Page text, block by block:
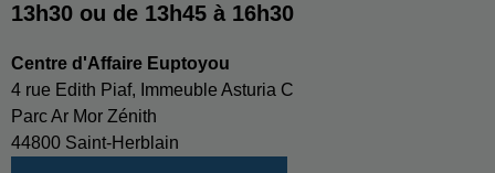
13h30 ou de 13h45 à 16h30
Centre d'Affaire Euptoyou
4 rue Edith Piaf, Immeuble Asturia C
Parc Ar Mor Zénith
44800 Saint-Herblain